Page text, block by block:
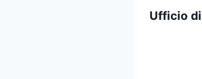
Ufficio